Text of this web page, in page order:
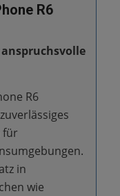
R6
R6
für
in
wie